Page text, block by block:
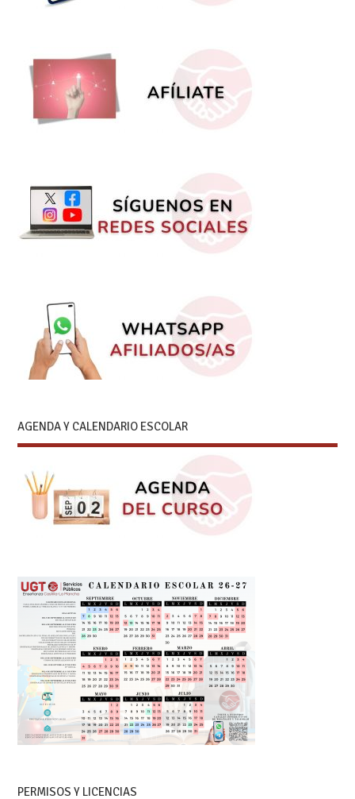
AGENDA Y CALENDARIO ESCOLAR
PERMISOS Y LICENCIAS